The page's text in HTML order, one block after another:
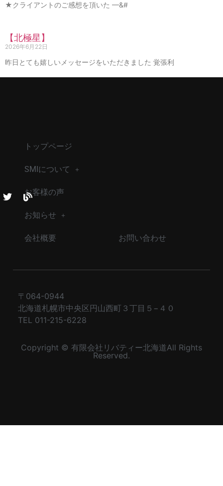
★クライアントのご感想を頂いた —&#
【北極星】
2026年6月22日
昨日とても嬉しいメッセージをいただきました 覚張利
トップページ
SMIについて
お客様の声
お知らせ
会社概要 お問い合わせ
〒064-0944
北海道札幌市中央区円山西町３丁目５−４０
TEL 011-215-6228
Copyright © 有限会社リバティー北海道All Rights
Reserved.